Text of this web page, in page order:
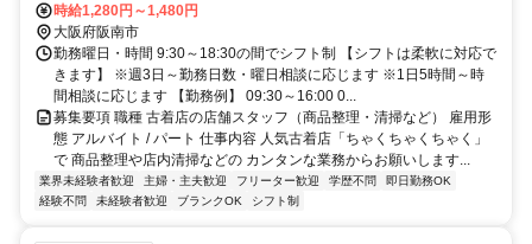
時給1,280円～1,480円
大阪府阪南市
勤務曜日・時間 9:30～18:30の間でシフト制 【シフトは柔軟に対応で
きます】 ※週3日～勤務日数・曜日相談に応じます ※1日5時間～時
間相談に応じます 【勤務例】 09:30～16:00 0...
募集要項 職種 古着店の店舗スタッフ（商品整理・清掃など） 雇用形
態 アルバイト / パート 仕事内容 人気古着店「ちゃくちゃくちゃく」
で 商品整理や店内清掃などの カンタンな業務からお願いします...
業界未経験者歓迎 主婦・主夫歓迎 フリーター歓迎 学歴不問
即日勤務OK
経験不問
未経験者歓迎 ブランクOK シフト制